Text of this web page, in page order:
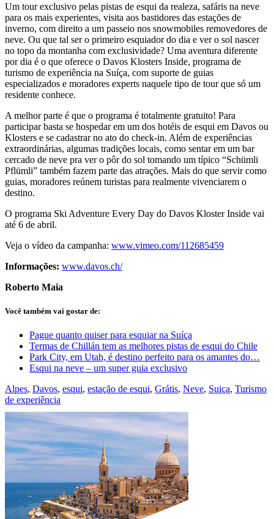
Um tour exclusivo pelas pistas de esqui da realeza, safáris na neve
para os mais experientes, visita aos bastidores das estações de
inverno, com direito a um passeio nos snowmobiles removedores de
neve. Ou que tal ser o primeiro esquiador do dia e ver o sol nascer
no topo da montanha com exclusividade? Uma aventura diferente
por dia é o que oferece o Davos Klosters Inside, programa de
turismo de experiência na Suíça, com suporte de guias
especializados e moradores experts naquele tipo de tour que só um
residente conhece.
A melhor parte é que o programa é totalmente gratuito! Para
participar basta se hospedar em um dos hotéis de esqui em Davos ou
Klosters e se cadastrar no ato do check-in. Além de experiências
extraordinárias, algumas tradições locais, como sentar em um bar
cercado de neve pra ver o pôr do sol tomando um típico “Schümli
Pflümli” também fazem parte das atrações. Mais do que servir como
guias, moradores reúnem turistas para realmente vivenciarem o
destino.
O programa Ski Adventure Every Day do Davos Kloster Inside vai
até 6 de abril.
Veja o vídeo da campanha: www.vimeo.com/112685459
Informações: www.davos.ch/
Roberto Maia
Você também vai gostar de:
Pague quanto quiser para esquiar na Suíça
Termas de Chillán tem as melhores pistas de esqui do Chile
Park City, em Utah, é destino perfeito para os amantes do…
Esqui na neve – um super guia exclusivo
Alpes, Davos, esqui, estação de esqui, Grátis, Neve, Suiça, Turismo
de experiência